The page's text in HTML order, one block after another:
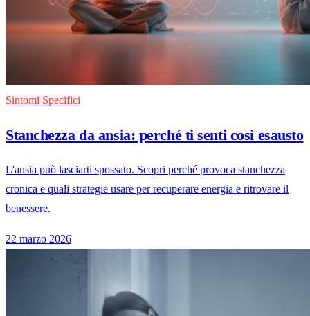
Sintomi Specifici
Stanchezza da ansia: perché ti senti così esausto
L'ansia può lasciarti spossato. Scopri perché provoca stanchezza
cronica e quali strategie usare per recuperare energia e ritrovare il
benessere.
22 marzo 2026